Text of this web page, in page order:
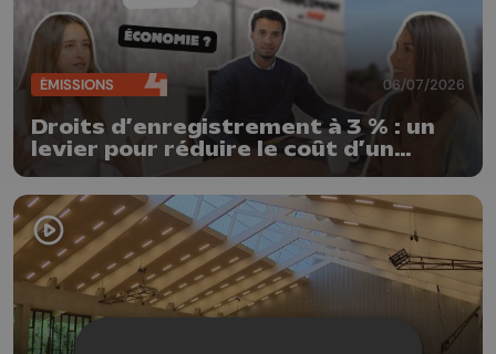
ÉMISSIONS 06/07/2026
Droits d’enregistrement à 3 % : un
levier pour réduire le coût d’un
achat immobilier